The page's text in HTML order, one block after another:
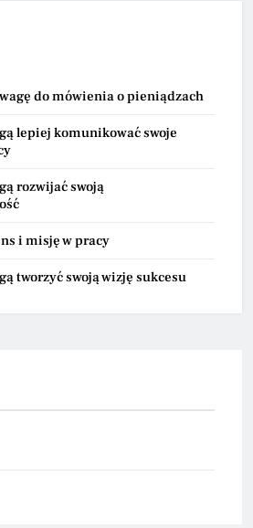
do mówienia o pieniądzach
lepiej komunikować swoje
rozwijać swoją
i misję w pracy
tworzyć swoją wizję sukcesu